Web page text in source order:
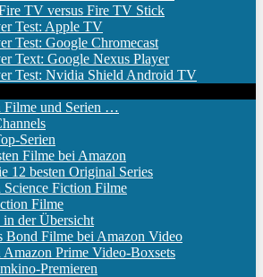
TV versus Fire TV Stick
Test: Apple TV
Test: Google Chromecast
Text: Google Nexus Player
Test: Nvidia Shield Android TV
Filme und Serien …
Serien
Filme bei Amazon
12 besten Original Series
Science Fiction Filme
Filme
der Übersicht
Bond Filme bei Amazon Video
Amazon Prime Video-Boxsets
Premieren